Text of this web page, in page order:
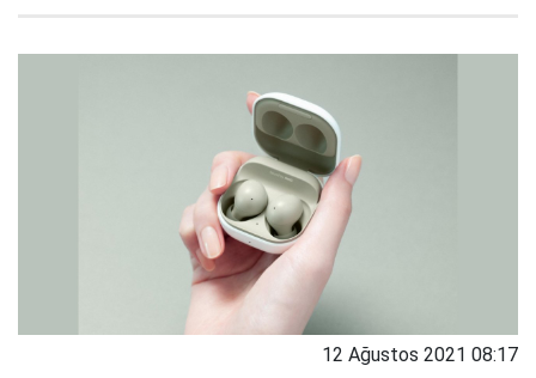
12 Ağustos 2021 08:17